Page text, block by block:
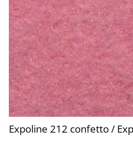
Expoline 212 confetto /